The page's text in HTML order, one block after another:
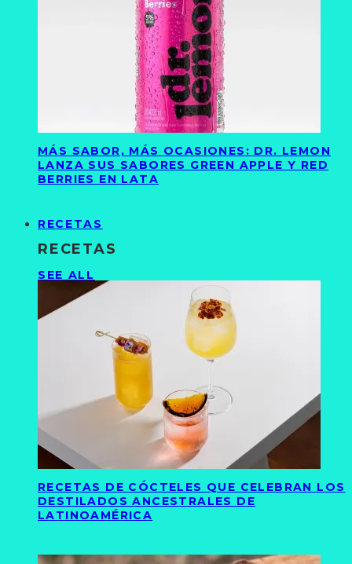
MÁS SABOR, MÁS OCASIONES: DR. LEMON
LANZA SUS SABORES GREEN APPLE Y RED
BERRIES EN LATA
RECETAS
RECETAS
SEE ALL
RECETAS DE CÓCTELES QUE CELEBRAN LOS
DESTILADOS ANCESTRALES DE
LATINOAMÉRICA